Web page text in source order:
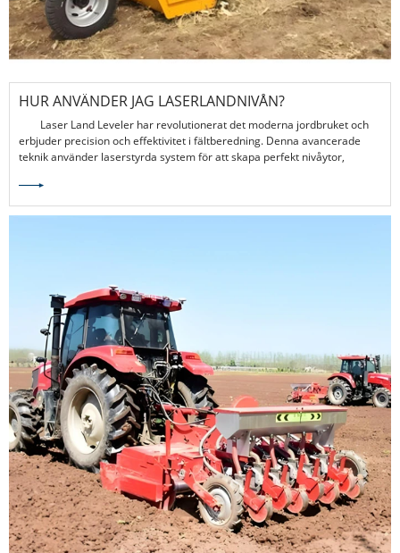
HUR ANVÄNDER JAG LASERLANDNIVÅN?
Laser Land Leveler har revolutionerat det moderna jordbruket och
erbjuder precision och effektivitet i fältberedning. Denna avancerade
teknik använder laserstyrda system för att skapa perfekt nivåytor,
grödor.